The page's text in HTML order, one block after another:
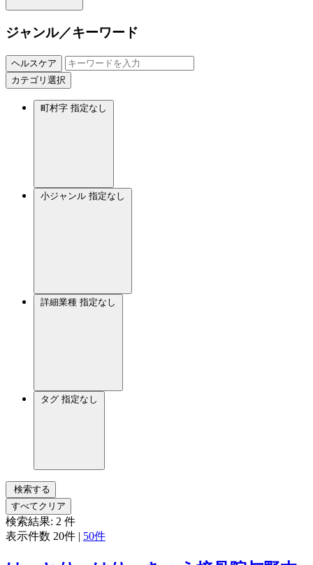
ジャンル／キーワード
ヘルスケア
カテゴリ選択
町村字 指定なし
小ジャンル 指定なし
詳細業種 指定なし
タグ 指定なし
検索する
すべてクリア
検索結果: 2 件
表示件数 20件 | 50件